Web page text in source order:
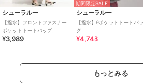
シューラルー
【撥水】フロントファスナー
ポケットトートバッグ
【2WAY】
¥3,989
期間限定SALE
シューラルー
【撥水】9ポケットトートバッ
グ
¥4,748
もっとみる